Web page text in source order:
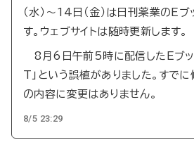
（水）～14日（金）は日刊薬業のE
す。ウェブサイトは随時更新します。
8月6日午前5時に配信したEブッ
T」という誤植がありました。すで
の内容に変更はありません。
8/5 23:29